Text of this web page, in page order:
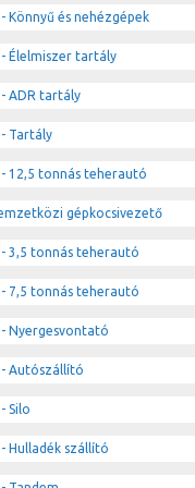
- Könnyű és nehézgépek
- Élelmiszer tartály
- ADR tartály
- Tartály
- 12,5 tonnás teherautó
gépkocsivezető
- 3,5 tonnás teherautó
- 7,5 tonnás teherautó
- Nyergesvontató
- Autószállító
- Silo
- Hulladék szállító